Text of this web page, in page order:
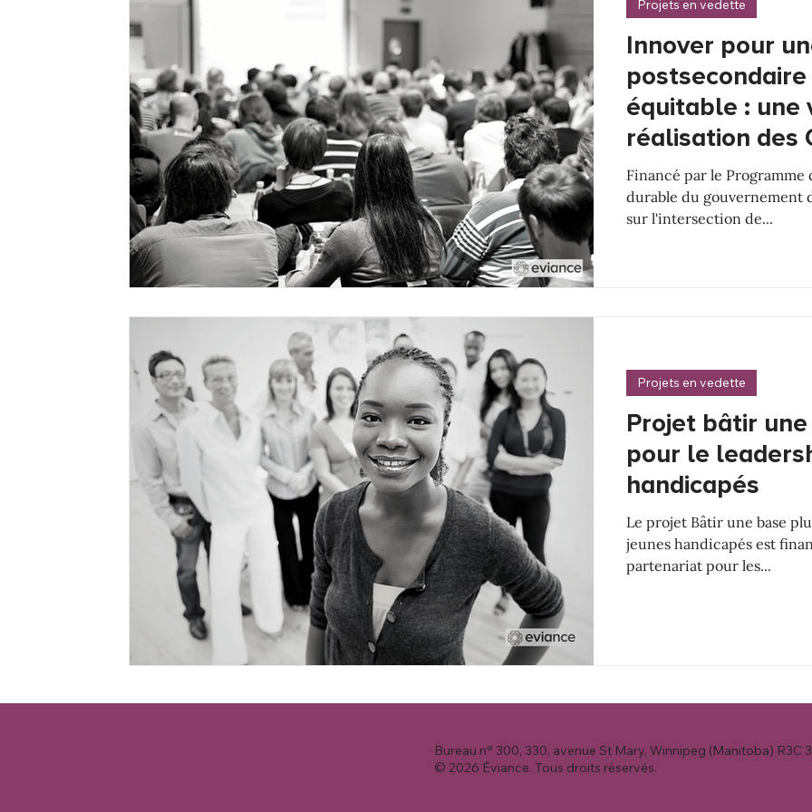
Innover pour
équitable : une
réalisation des
Financé par le
durable du gouvernement
sur l'intersection de...
Projets en vedette
Projet bâtir
pour le
handicapés
Le projet Bâtir une base
jeunes handicapés est
partenariat pour les...
Projets en vedette
Bureau n° 300, 330, avenue St Mary, Winnipeg (Manitoba) R3C
© 2026 Éviance. Tous droits réservés.